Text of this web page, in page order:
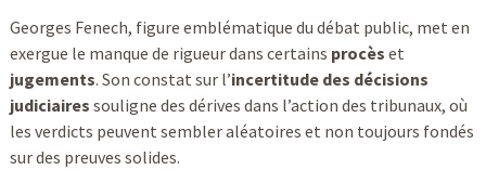
Georges Fenech, figure emblématique du débat public, met en
exergue le manque de rigueur dans certains procès et
jugements. Son constat sur l’incertitude des décisions
judiciaires souligne des dérives dans l’action des tribunaux, où
les verdicts peuvent sembler aléatoires et non toujours fondés
sur des preuves solides.